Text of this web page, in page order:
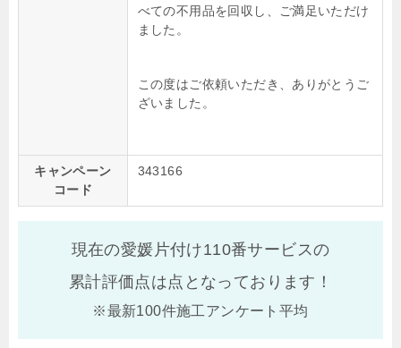
べての不用品を回収し、ご満足いただけ
ました。
この度はご依頼いただき、ありがとうご
ざいました。
キャンペーン
コード
343166
現在の愛媛片付け110番サービスの
累計評価点は点となっております！
※最新100件施工アンケート平均